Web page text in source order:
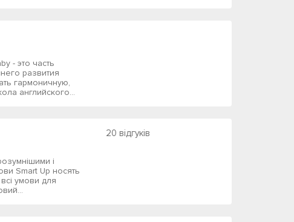
- это часть
развития
гармоничную,
английского...
і
Smart Up носять
умови для
20 відгуків